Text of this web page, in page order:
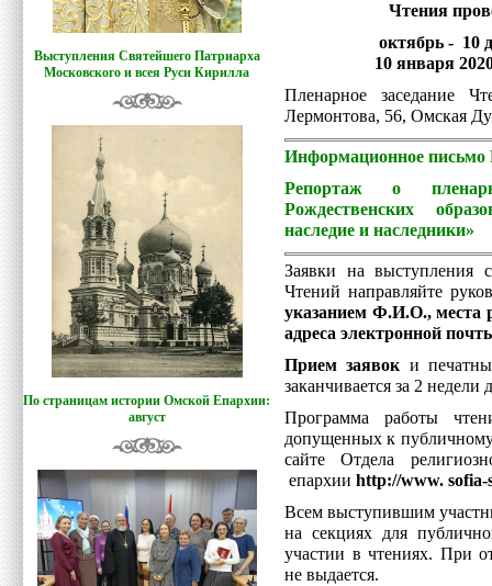
Выступления Святейшего Патриарха
Московского и всея Руси Кирилла
По страницам истории Омской Епархии:
август
Чтения
октябрь - 10
10 января
Пленарное заседание
Лермонтова, 56, Омская
Информационное письмо
Репортаж о
Рождественских
наследие и наследники»
Заявки на выступления
Чтений направляйте
указанием Ф.И.О., места
адреса электронной
Прием заявоки
заканчивается за 2
Программа работы
допущенных к
сайте Отдела
епархии http://www. sofia-
Всем выступившим
на секциях для
участии в чтениях. При
не выдается.